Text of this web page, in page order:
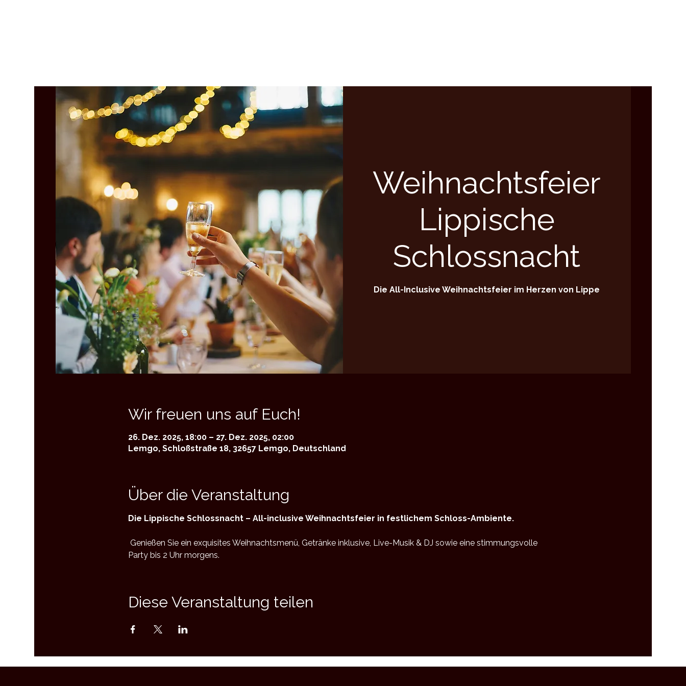
Weihnachtsfeier
Lippische
Schlossnacht
Die All-Inclusive Weihnachtsfeier im Herzen von Lippe
Wir freuen uns auf Euch!
26. Dez. 2025, 18:00 – 27. Dez. 2025, 02:00
Lemgo, Schloßstraße 18, 32657 Lemgo, Deutschland
Über die Veranstaltung
Die Lippische Schlossnacht – All-inclusive Weihnachtsfeier in festlichem Schloss-Ambiente.
Party bis 2 Uhr morgens.
Diese Veranstaltung teilen